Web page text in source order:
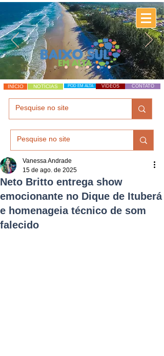
INÍCIO NOTÍCIAS POD EM ALTA VÍDEOS CONTATO
Neto Britto entrega show
emocionante no Dique de Ituberá
e homenageia técnico de som
falecido
Vanessa Andrade
15 de ago. de 2025